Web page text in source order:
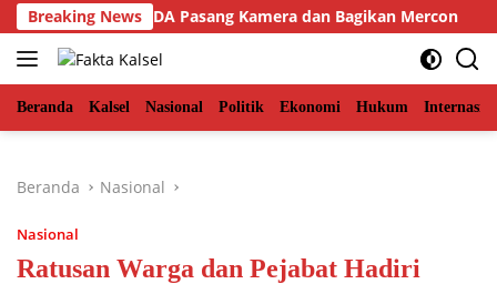
Langsung
ke
konten
Breaking News
Timur, BKSDA Pasang Kamera dan Bagikan Mercon
Beranda Kalsel Nasional Politik Ekonomi Hukum
Beranda Nasional
Nasional
Ratusan Warga dan Pejabat Hadiri